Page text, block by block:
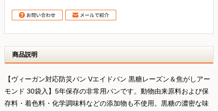
商品説明
【ヴィーガン対応防災パン Vエイドパン 黒糖レーズン＆焦がしアー
モンド 30袋入】5年保存の非常用パンです。動物由来原料および保
存料・着色料・化学調味料などの添加物も不使用。黒糖の濃密な味